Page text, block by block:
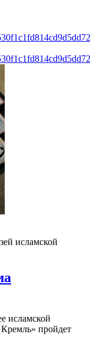
исламской
исламской
пройдет